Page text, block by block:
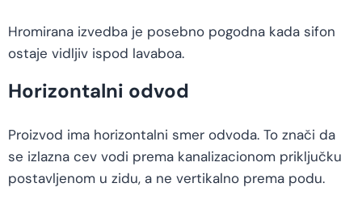
Hromirana izvedba je posebno pogodna kada sifon
ostaje vidljiv ispod lavaboa.
Horizontalni odvod
Proizvod ima horizontalni smer odvoda. To znači da
se izlazna cev vodi prema kanalizacionom priključku
postavljenom u zidu, a ne vertikalno prema podu.